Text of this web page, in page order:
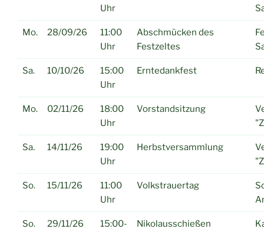
Uhr
Mo. 28/09/26
11:00
Uhr
Abschmücken des
Festzeltes
Sa. 10/10/26
15:00
Uhr
Erntedankfest
Mo. 02/11/26
18:00
Uhr
Vorstandsitzung
Sa. 14/11/26
19:00
Uhr
Herbstversammlung
So. 15/11/26
11:00
Uhr
Volkstrauertag
So. 29/11/26
15:00-
Nikolausschießen